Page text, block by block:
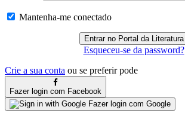
Mantenha-me conectado
Esqueceu-se da password?
Crie a sua conta ou se preferir pode
Fazer login com Facebook
Fazer login com Google